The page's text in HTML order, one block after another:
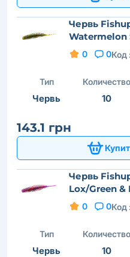
Червь
Watermelon
0 0Код :
Тип
Червь
Количество
10
143.1 грн
Червь
Lox/Green &
0 0Код :
Тип
Червь
Количество
10